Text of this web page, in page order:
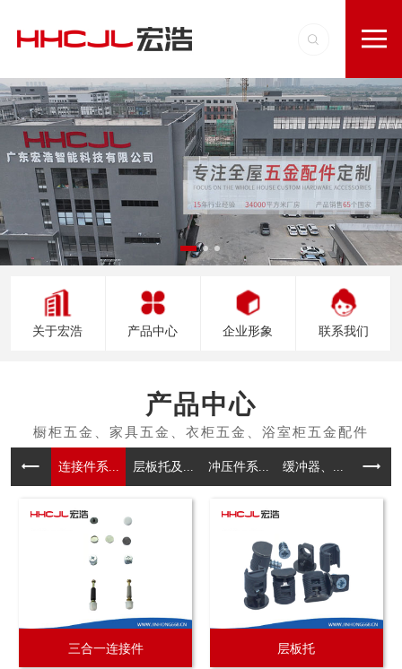
关于宏浩 产品中心 企业形象 联系我们
产品中心
连接件系... 层板托及... 冲压件系... 缓冲器、... 拉手
三合一连接件 层板托